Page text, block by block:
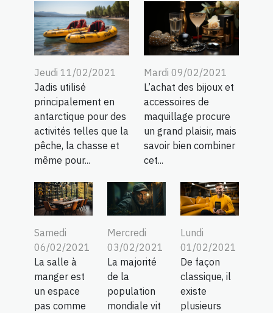
Jeudi 11/02/2021
Jadis utilisé
principalement en
antarctique pour des
activités telles que la
pêche, la chasse et
même pour...
Mardi 09/02/2021
L’achat des bijoux et
accessoires de
maquillage procure
un grand plaisir, mais
savoir bien combiner
cet...
Samedi
06/02/2021
La salle à
manger est
un espace
pas comme
Mercredi
03/02/2021
La majorité
de la
population
mondiale vit
Lundi
01/02/2021
De façon
classique, il
existe
plusieurs